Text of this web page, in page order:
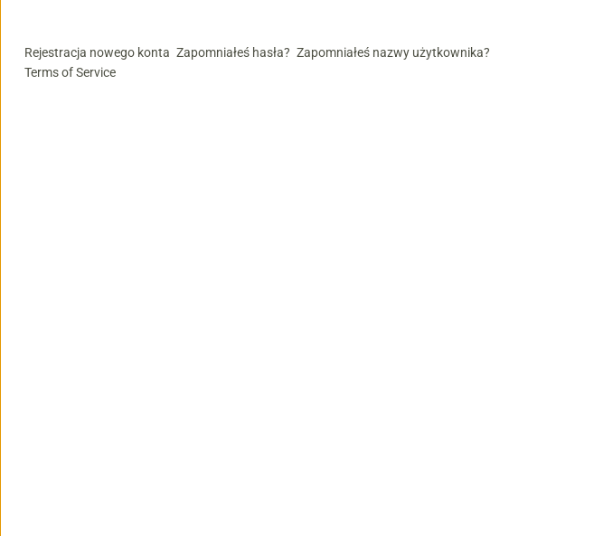
Rejestracja nowego konta Zapomniałeś hasła? Zapomniałeś nazwy użytkownika?
Terms of Service